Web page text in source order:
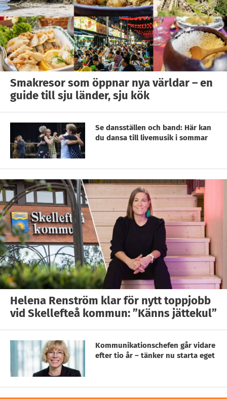
Smakresor som öppnar nya världar – en
guide till sju länder, sju kök
Se dansställen och band: Här kan
du dansa till livemusik i sommar
Helena Renström klar för nytt toppjobb
vid Skellefteå kommun: ”Känns jättekul”
Kommunikationschefen går vidare
efter tio år – tänker nu starta eget